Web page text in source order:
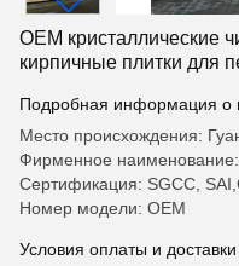
OEM кристаллические
кирпичные плитки для
Подробная информация о
Место происхождения:
Фирменное
Сертификация: SGCC,
Номер модели: OEM
Условия оплаты и доставки